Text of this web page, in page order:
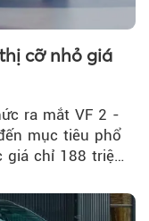
cỡ nhỏ giá
ra mắt VF 2 -
mục tiêu phổ
giá chỉ 188 triệu